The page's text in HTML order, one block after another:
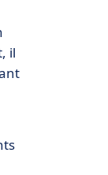
il